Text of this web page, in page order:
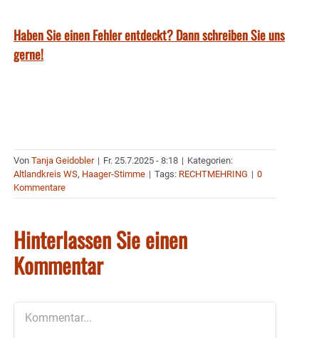
Haben Sie einen Fehler entdeckt? Dann schreiben Sie uns
gerne!
Von Tanja Geidobler | Fr. 25.7.2025 - 8:18 | Kategorien:
Altlandkreis WS, Haager-Stimme | Tags: RECHTMEHRING | 0
Kommentare
Hinterlassen Sie einen
Kommentar